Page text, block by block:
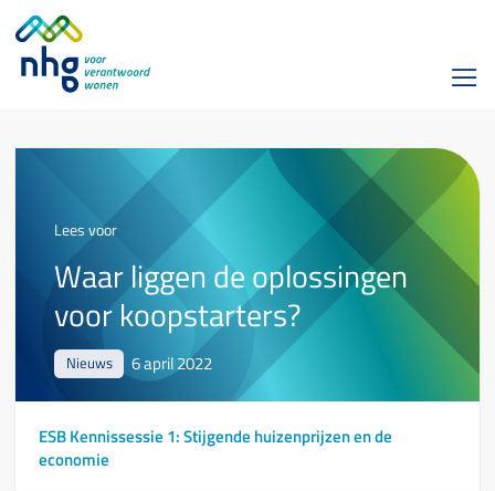
Lees voor
Waar liggen de oplossingen
voor koopstarters?
Nieuws 6 april 2022
ESB Kennissessie 1: Stijgende huizenprijzen en de
economie